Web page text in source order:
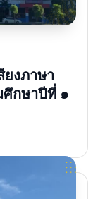
งภาษา
ศึกษาปีที่ ๑